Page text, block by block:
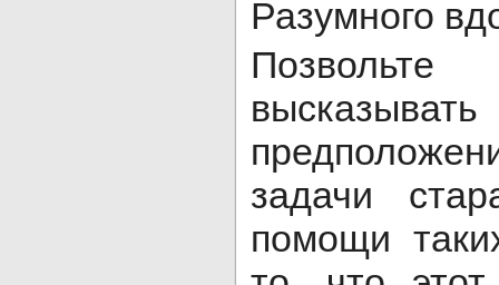
Разумного
задачи
помощи